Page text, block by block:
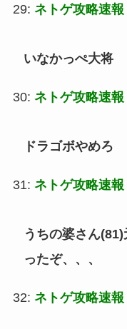
29: ネトゲ攻略速報
いなかっぺ大将
30: ネトゲ攻略速報
ドラゴボやめろ
31: ネトゲ攻略速報
うちの婆さん
ったぞ、、、
32: ネトゲ攻略速報